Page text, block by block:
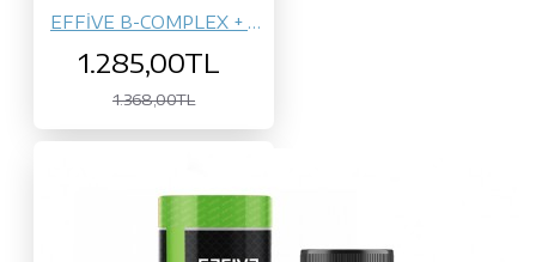
EFFİVE B-COMPLEX + GLUCOSAMİNE
1.285,00TL
1.368,00TL